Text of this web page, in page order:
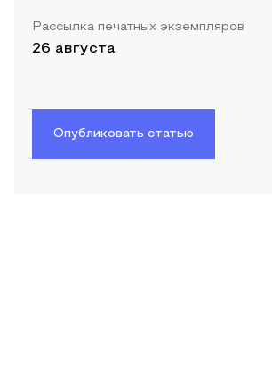
Рассылка печатных экземпляров
26 августа
Опубликовать статью